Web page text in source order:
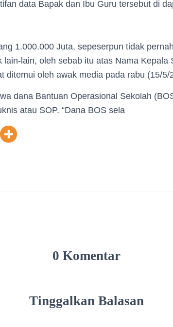
data Bapak dan Ibu Guru tersebut di
1.000.000 Juta, sepeserpun tidak
lain-lain, oleh sebab itu atas Nama Kepala
ditemui oleh awak media pada rabu (15/5/
dana Bantuan Operasional Sekolah
atau SOP. “Dana BOS sela
0 Komentar
Tinggalkan Balasan